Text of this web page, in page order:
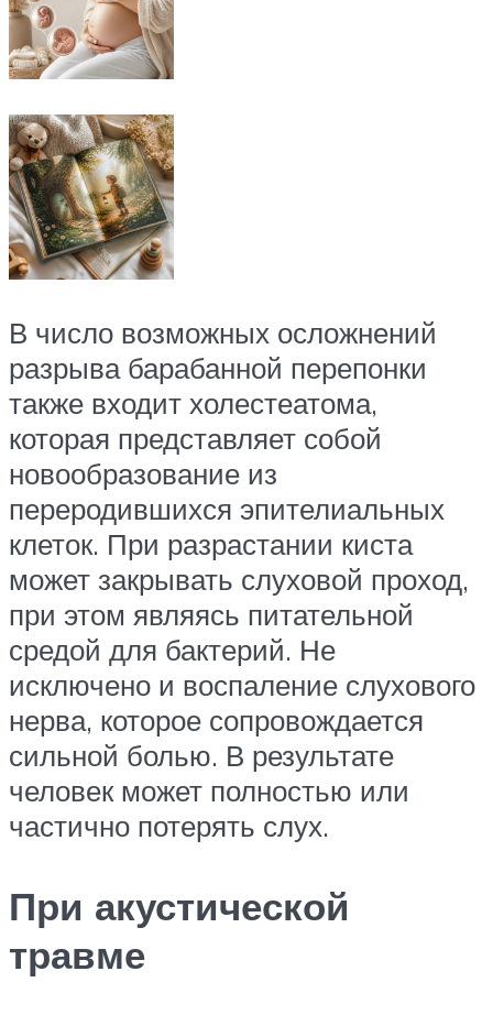
В число возможных осложнений
разрыва барабанной перепонки
также входит холестеатома,
которая представляет собой
новообразование из
переродившихся эпителиальных
клеток. При разрастании киста
может закрывать слуховой проход,
при этом являясь питательной
средой для бактерий. Не
исключено и воспаление слухового
нерва, которое сопровождается
сильной болью. В результате
человек может полностью или
частично потерять слух.
При акустической
травме